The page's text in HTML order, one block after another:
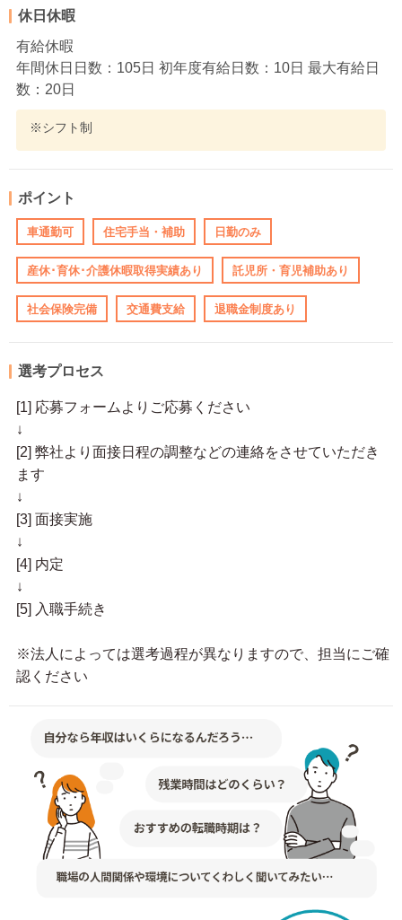
休日休暇
有給休暇
年間休日日数：105日 初年度有給日数：10日 最大有給日
数：20日
※シフト制
ポイント
車通勤可 住宅手当・補助 日勤のみ
産休･育休･介護休暇取得実績あり 託児所・育児補助あり
社会保険完備 交通費支給 退職金制度あり
選考プロセス
[1] 応募フォームよりご応募ください
↓
[2] 弊社より面接日程の調整などの連絡をさせていただき
ます
↓
[3] 面接実施
↓
[4] 内定
↓
[5] 入職手続き
※法人によっては選考過程が異なりますので、担当にご確
認ください